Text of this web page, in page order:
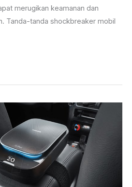
merugikan keamanan dan
Tanda-tanda shockbreaker mobil